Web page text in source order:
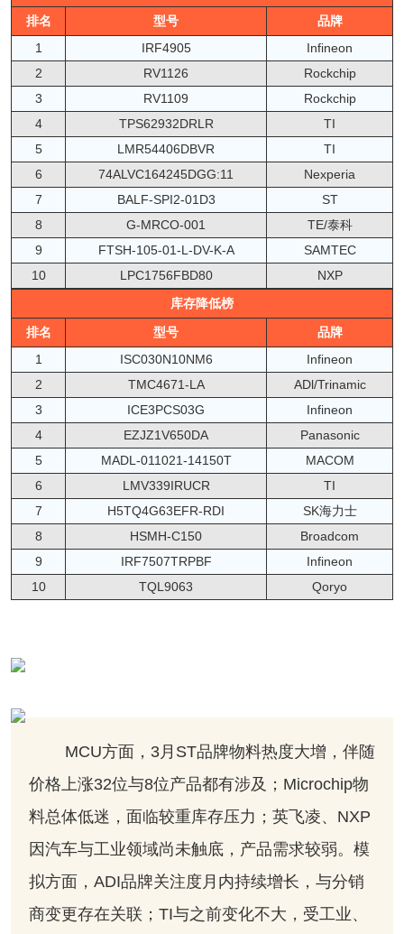
排名
型号
品牌
1
IRF4905
Infineon
2
RV1126
Rockchip
3
RV1109
Rockchip
4
TPS62932DRLR
TI
5
LMR54406DBVR
TI
6
74ALVC164245DGG:11
Nexperia
7
BALF-SPI2-01D3
ST
8
G-MRCO-001
TE/泰科
9
FTSH-105-01-L-DV-K-A
SAMTEC
10
LPC1756FBD80
NXP
库存降低榜
排名
型号
品牌
1
ISC030N10NM6
Infineon
2
TMC4671-LA
ADl/Trinamic
3
ICE3PCS03G
Infineon
4
EZJZ1V650DA
Panasonic
5
MADL-011021-14150T
MACOM
6
LMV339IRUCR
TI
7
H5TQ4G63EFR-RDI
SK海力士
8
HSMH-C150
Broadcom
9
IRF7507TRPBF
Infineon
10
TQL9063 Qoryo
MCU方面，3月ST品牌物料热度大增，伴随
价格上涨32位与8位产品都有涉及；Microchip物
料总体低迷，面临较重库存压力；英飞凌、NXP
因汽车与工业领域尚未触底，产品需求较弱。模
拟方面，ADI品牌关注度月内持续增长，与分销
商变更存在关联；TI与之前变化不大，受工业、